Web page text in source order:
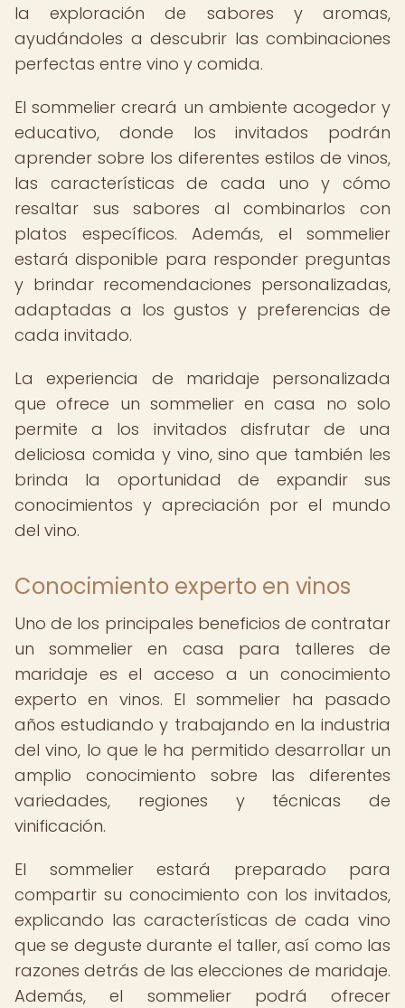
la exploración de sabores y aromas,
ayudándoles a descubrir las combinaciones
perfectas entre vino y comida.
El sommelier creará un ambiente acogedor y
educativo, donde los invitados podrán
aprender sobre los diferentes estilos de vinos,
las características de cada uno y cómo
resaltar sus sabores al combinarlos con
platos específicos. Además, el sommelier
estará disponible para responder preguntas
y brindar recomendaciones personalizadas,
adaptadas a los gustos y preferencias de
cada invitado.
La experiencia de maridaje personalizada
que ofrece un sommelier en casa no solo
permite a los invitados disfrutar de una
deliciosa comida y vino, sino que también les
brinda la oportunidad de expandir sus
conocimientos y apreciación por el mundo
del vino.
Conocimiento experto en vinos
Uno de los principales beneficios de contratar
un sommelier en casa para talleres de
maridaje es el acceso a un conocimiento
experto en vinos. El sommelier ha pasado
años estudiando y trabajando en la industria
del vino, lo que le ha permitido desarrollar un
amplio conocimiento sobre las diferentes
variedades, regiones y técnicas de
vinificación.
El sommelier estará preparado para
compartir su conocimiento con los invitados,
explicando las características de cada vino
que se deguste durante el taller, así como las
razones detrás de las elecciones de maridaje.
Además, el sommelier podrá ofrecer